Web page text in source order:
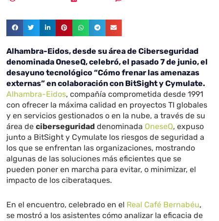
Alhambra-Eidos, desde su área de Ciberseguridad
denominada OneseQ, celebró, el pasado 7 de junio, el
desayuno tecnológico “Cómo frenar las amenazas
externas” en colaboración con BitSight y Cymulate.
Alhambra-Eidos, compañía comprometida desde 1991
con ofrecer la máxima calidad en proyectos TI globales
y en servicios gestionados o en la nube, a través de su
área deciberseguridad denominada OneseQ, expuso
junto a BitSight y Cymulate los riesgos de seguridad a
los que se enfrentan las organizaciones, mostrando
algunas de las soluciones más eficientes que se
pueden poner en marcha para evitar, o minimizar, el
impacto de los ciberataques.
En el encuentro, celebrado en el Real Café Bernabéu,
se mostró a los asistentes cómo analizar la eficacia de